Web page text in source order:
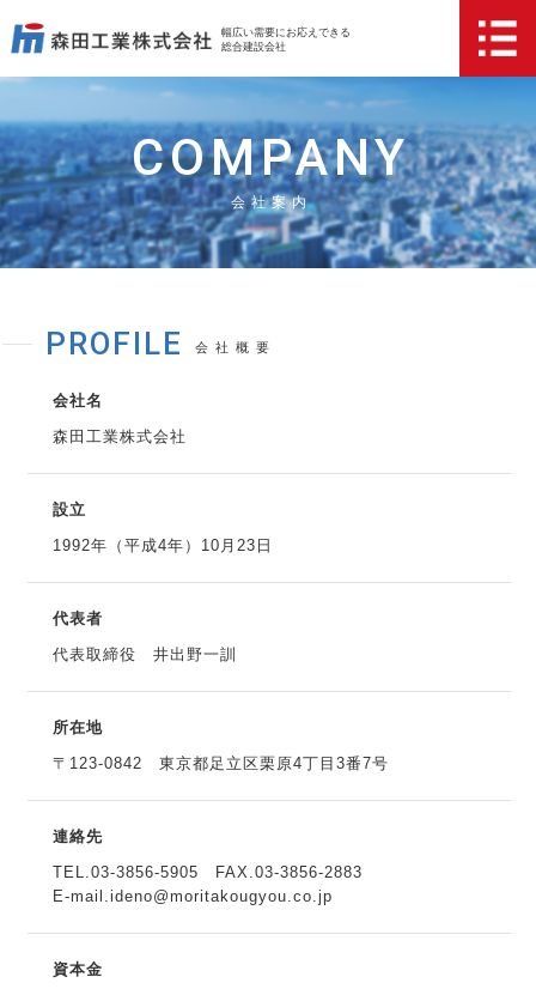
幅広い需要にお応えできる
総合建設会社
COMPANY
会社案内
PROFILE 会社概要
会社名
森田工業株式会社
設立
1992年（平成4年）10月23日
代表者
代表取締役 井出野一訓
所在地
〒123-0842 東京都足立区栗原4丁目3番7号
連絡先
TEL.03-3856-5905 FAX.03-3856-2883
E-mail.ideno@moritakougyou.co.jp
資本金